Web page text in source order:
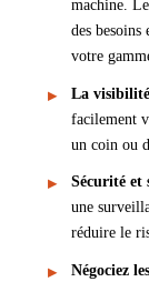
machine.
des besoins
votre
La
facilement
un coin ou
Sécurité et
une
réduire le
Négociez